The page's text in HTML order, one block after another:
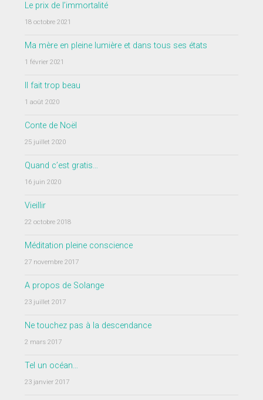
Le prix de l’immortalité
18 octobre 2021
Ma mère en pleine lumière et dans tous ses états
1 février 2021
Il fait trop beau
1 août 2020
Conte de Noël
25 juillet 2020
Quand c’est gratis…
16 juin 2020
Vieillir
22 octobre 2018
Méditation pleine conscience
27 novembre 2017
A propos de Solange
23 juillet 2017
Ne touchez pas à la descendance
2 mars 2017
Tel un océan…
23 janvier 2017